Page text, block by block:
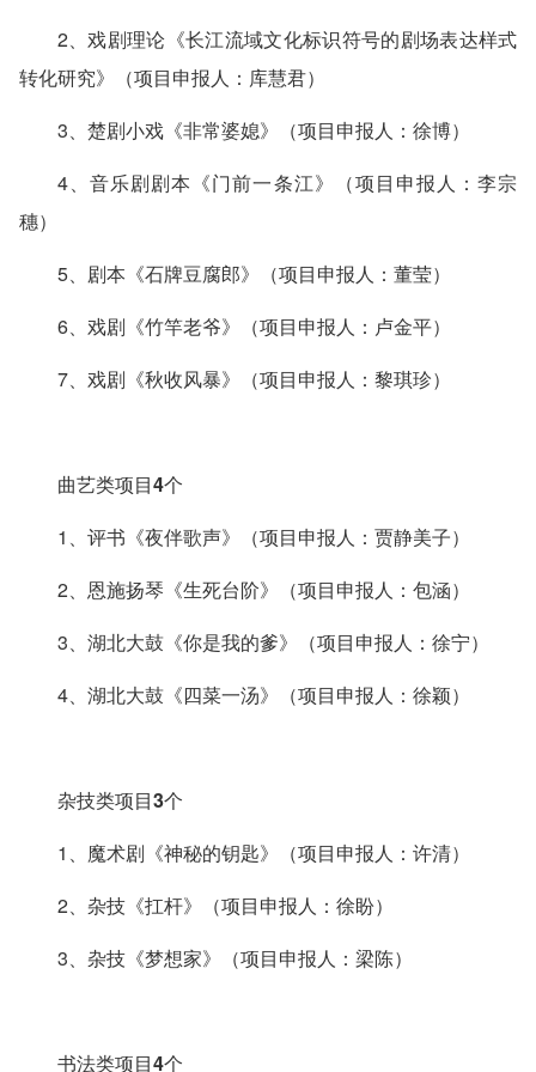
2、戏剧理论《长江流域文化标识符号的剧场表达样式
转化研究》（项目申报人：库慧君）
3、楚剧小戏《非常婆媳》（项目申报人：徐博）
4、音乐剧剧本《门前一条江》（项目申报人：李宗
穗）
5、剧本《石牌豆腐郎》（项目申报人：董莹）
6、戏剧《竹竿老爷》（项目申报人：卢金平）
7、戏剧《秋收风暴》（项目申报人：黎琪珍）
曲艺类项目4个
1、评书《夜伴歌声》（项目申报人：贾静美子）
2、恩施扬琴《生死台阶》（项目申报人：包涵）
3、湖北大鼓《你是我的爹》（项目申报人：徐宁）
4、湖北大鼓《四菜一汤》（项目申报人：徐颖）
杂技类项目3个
1、魔术剧《神秘的钥匙》（项目申报人：许清）
2、杂技《扛杆》（项目申报人：徐盼）
3、杂技《梦想家》（项目申报人：梁陈）
书法类项目4个